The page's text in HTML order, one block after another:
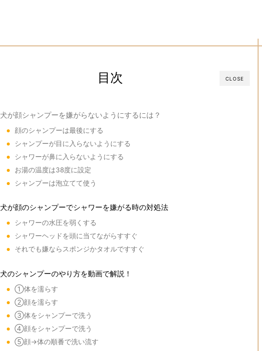
CLOSE
目次
犬が顔シャンプーを嫌がらないようにするには？
顔のシャンプーは最後にする
シャンプーが目に入らないようにする
シャワーが鼻に入らないようにする
お湯の温度は38度に設定
シャンプーは泡立てて使う
犬が顔のシャンプーでシャワーを嫌がる時の対処法
シャワーの水圧を弱くする
シャワーヘッドを頭に当てながらすすぐ
それでも嫌ならスポンジかタオルですすぐ
犬のシャンプーのやり方を動画で解説！
①体を濡らす
②顔を濡らす
③体をシャンプーで洗う
④顔をシャンプーで洗う
⑤顔→体の順番で洗い流す